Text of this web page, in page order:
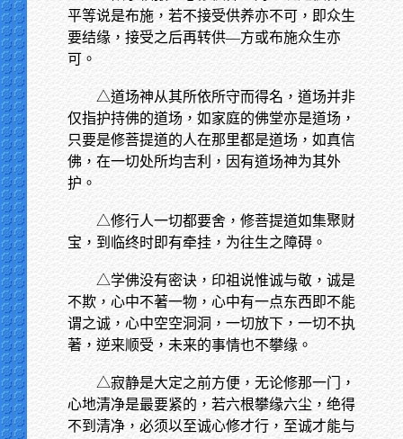
平等说是布施，若不接受供养亦不可，即众生
要结缘，接受之后再转供—方或布施众生亦
可。
△道场神从其所依所守而得名，道场并非
仅指护持佛的道场，如家庭的佛堂亦是道场，
只要是修菩提道的人在那里都是道场，如真信
佛，在一切处所均吉利，因有道场神为其外
护。
△修行人一切都要舍，修菩提道如集聚财
宝，到临终时即有牵挂，为往生之障碍。
△学佛没有密诀，印祖说惟诚与敬，诚是
不欺，心中不著一物，心中有一点东西即不能
谓之诚，心中空空洞洞，一切放下，一切不执
著，逆来顺受，未来的事情也不攀缘。
△寂静是大定之前方便，无论修那一门，
心地清净是最要紧的，若六根攀缘六尘，绝得
不到清净，必须以至诚心修才行，至诚才能与